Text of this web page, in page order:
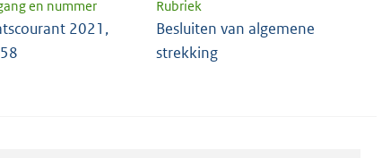
en nummer Rubriek
2021,
Besluiten van algemene
strekking